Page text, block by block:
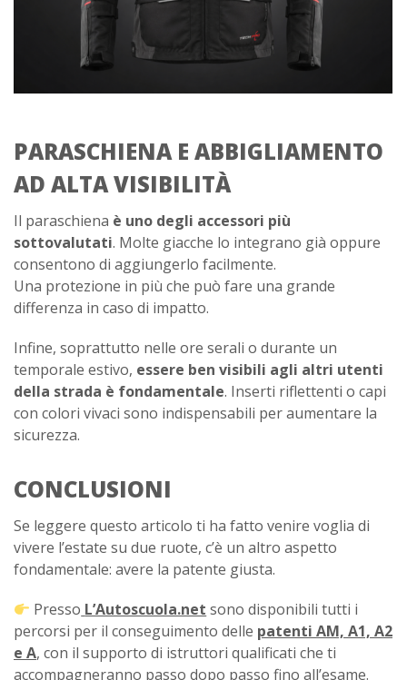
PARASCHIENA E ABBIGLIAMENTO
AD ALTA VISIBILITÀ
Il paraschiena è uno degli accessori più
sottovalutati. Molte giacche lo integrano già oppure
consentono di aggiungerlo facilmente.
Una protezione in più che può fare una grande
differenza in caso di impatto.
Infine, soprattutto nelle ore serali o durante un
temporale estivo, essere ben visibili agli altri utenti
della strada è fondamentale. Inserti riflettenti o capi
con colori vivaci sono indispensabili per aumentare la
sicurezza.
CONCLUSIONI
Se leggere questo articolo ti ha fatto venire voglia di
vivere l’estate su due ruote, c’è un altro aspetto
fondamentale: avere la patente giusta.
Presso L’Autoscuola.net sono disponibili tutti i
percorsi per il conseguimento delle patenti AM, A1, A2
e A, con il supporto di istruttori qualificati che ti
accompagneranno passo dopo passo fino all’esame.